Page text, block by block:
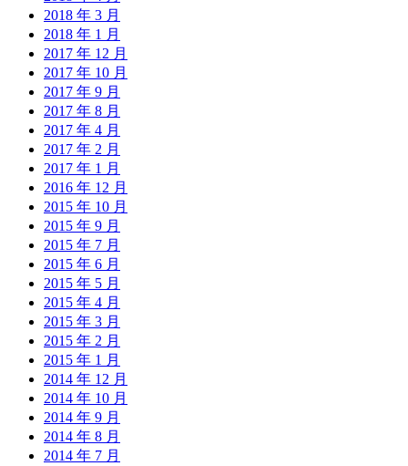
2018 年 3 月
2018 年 1 月
2017 年 12 月
2017 年 10 月
2017 年 9 月
2017 年 8 月
2017 年 4 月
2017 年 2 月
2017 年 1 月
2016 年 12 月
2015 年 10 月
2015 年 9 月
2015 年 7 月
2015 年 6 月
2015 年 5 月
2015 年 4 月
2015 年 3 月
2015 年 2 月
2015 年 1 月
2014 年 12 月
2014 年 10 月
2014 年 9 月
2014 年 8 月
2014 年 7 月